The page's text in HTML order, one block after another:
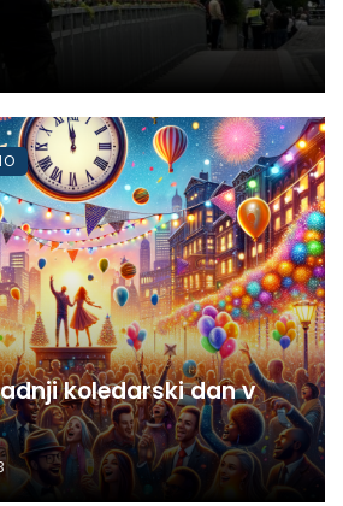
koledarski dan v